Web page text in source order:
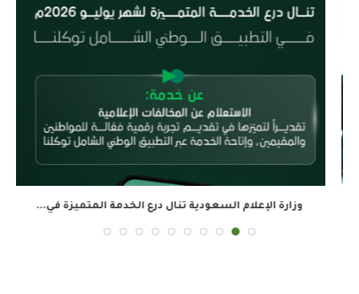
وزارة الإعلام السعودية تنال درع الخدمة المتميزة في...